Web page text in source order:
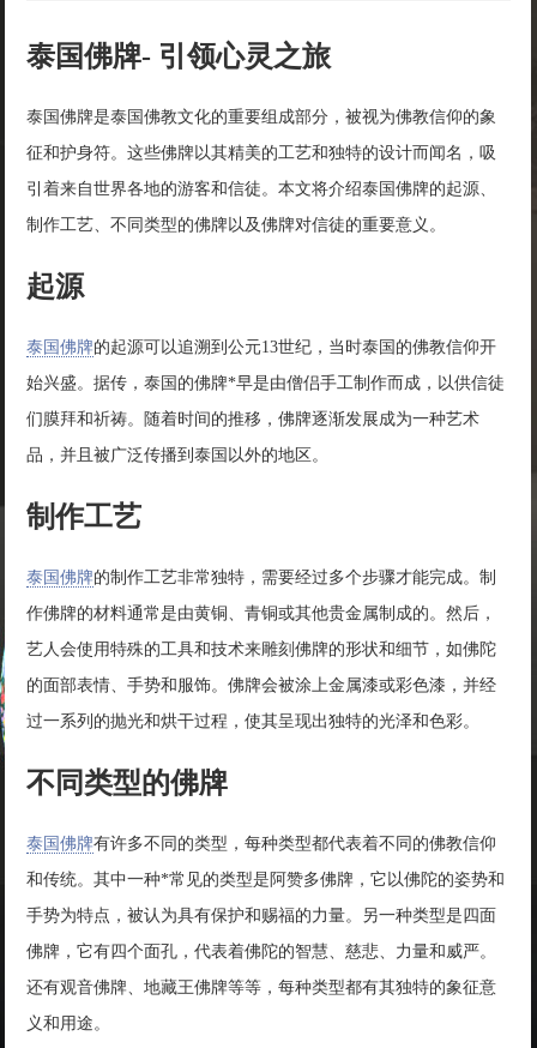
泰国佛牌- 引领心灵之旅
泰国佛牌是泰国佛教文化的重要组成部分，被视为佛教信仰的象
征和护身符。这些佛牌以其精美的工艺和独特的设计而闻名，吸
引着来自世界各地的游客和信徒。本文将介绍泰国佛牌的起源、
制作工艺、不同类型的佛牌以及佛牌对信徒的重要意义。
起源
泰国佛牌的起源可以追溯到公元13世纪，当时泰国的佛教信仰开
始兴盛。据传，泰国的佛牌*早是由僧侣手工制作而成，以供信徒
们膜拜和祈祷。随着时间的推移，佛牌逐渐发展成为一种艺术
品，并且被广泛传播到泰国以外的地区。
制作工艺
泰国佛牌的制作工艺非常独特，需要经过多个步骤才能完成。制
作佛牌的材料通常是由黄铜、青铜或其他贵金属制成的。然后，
艺人会使用特殊的工具和技术来雕刻佛牌的形状和细节，如佛陀
的面部表情、手势和服饰。佛牌会被涂上金属漆或彩色漆，并经
过一系列的抛光和烘干过程，使其呈现出独特的光泽和色彩。
不同类型的佛牌
泰国佛牌有许多不同的类型，每种类型都代表着不同的佛教信仰
和传统。其中一种*常见的类型是阿赞多佛牌，它以佛陀的姿势和
手势为特点，被认为具有保护和赐福的力量。另一种类型是四面
佛牌，它有四个面孔，代表着佛陀的智慧、慈悲、力量和威严。
还有观音佛牌、地藏王佛牌等等，每种类型都有其独特的象征意
义和用途。